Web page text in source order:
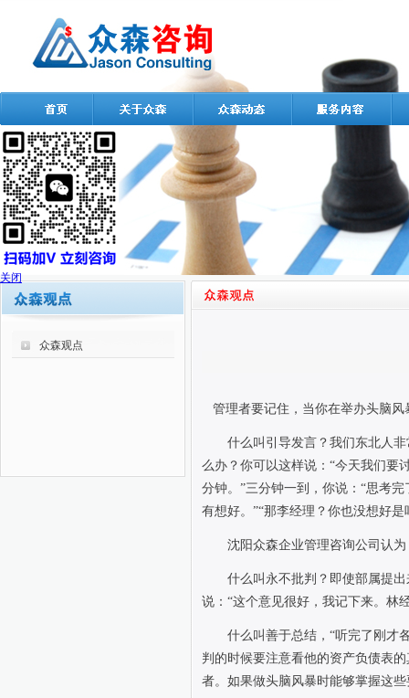
众森观点
管理者要记住，当你在举办头脑
什么叫引导发言？我们东北人
么办？你可以这样说：“今天我们要
分钟。”三分钟一到，你说：“思考
有想好。”“那李经理？你也没想好是
沈阳众森企业管理咨询公司认
什么叫永不批判？即使部属提
说：“这个意见很好，我记下来。林
什么叫善于总结，“听完了刚才
判的时候要注意看他的资产负债
者。如果做头脑风暴时能够掌握这
关闭